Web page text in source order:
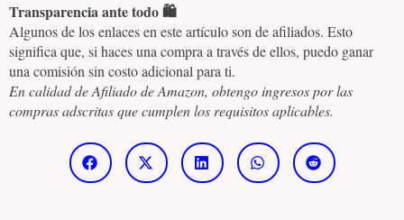
Transparencia ante todo 🛍️
Algunos de los enlaces en este artículo son de afiliados. Esto
significa que, si haces una compra a través de ellos, puedo ganar
una comisión sin costo adicional para ti.
En calidad de Afiliado de Amazon, obtengo ingresos por las
compras adscritas que cumplen los requisitos aplicables.